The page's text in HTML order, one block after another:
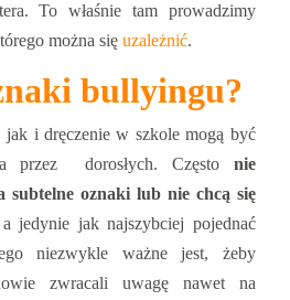
To właśnie tam prowadzimy
można sięuzależnić.
bullyingu?
i dręczenie w szkole mogą być
przez dorosłych. Często nie
subtelne oznaki lub nie chcą się
jedynie jak najszybciej pojednać
niezwykle ważne jest, żeby
zwracali uwagę nawet na